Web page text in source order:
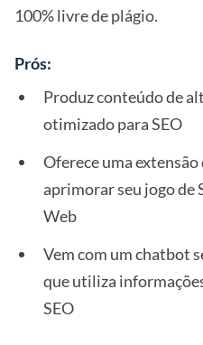
100% livre de plágio.
Prós:
Produz conteúdo de
otimizado para SEO
Oferece uma
aprimorar seu jogo de
Web
Vem com um chatbot
que utiliza
SEO